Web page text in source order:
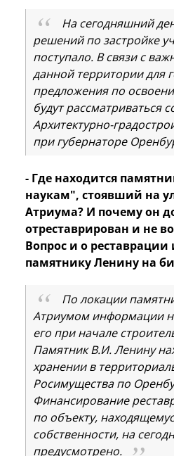
На сегодняшний
решений по застройке
поступало. В связи с
данной территории для
предложения по
будут рассматриваться
Архитектурно-
при губернаторе
- Где находится
наукам", стоявший на
Атриума? И почему он
отреставрирован и не
Вопрос и о
памятнику Ленину на
По локации
Атриумом информации
его при начале
Памятник В.И. Ленину
хранении в
Росимущества по
Финансирование
по объекту,
собственности, на
предусмотрено.